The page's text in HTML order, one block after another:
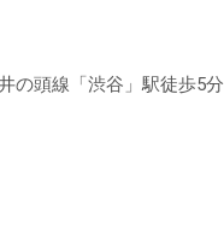
の頭線「渋谷」駅徒歩5分